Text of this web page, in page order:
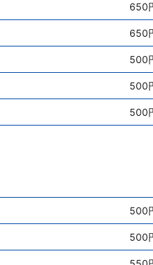
650
650
500
500
500
500
500